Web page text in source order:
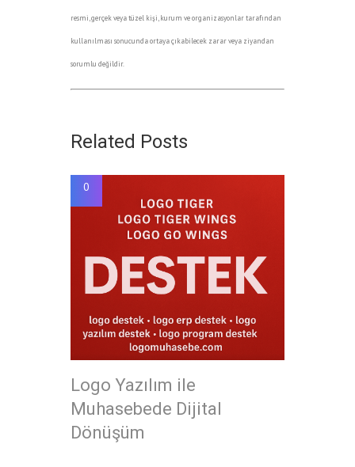
resmi, gerçek veya tüzel kişi, kurum ve organizasyonlar tarafından
kullanılması sonucunda ortaya çıkabilecek zarar veya ziyandan
sorumlu değildir.
Related Posts
0
Logo Yazılım ile
Muhasebede Dijital
Dönüşüm